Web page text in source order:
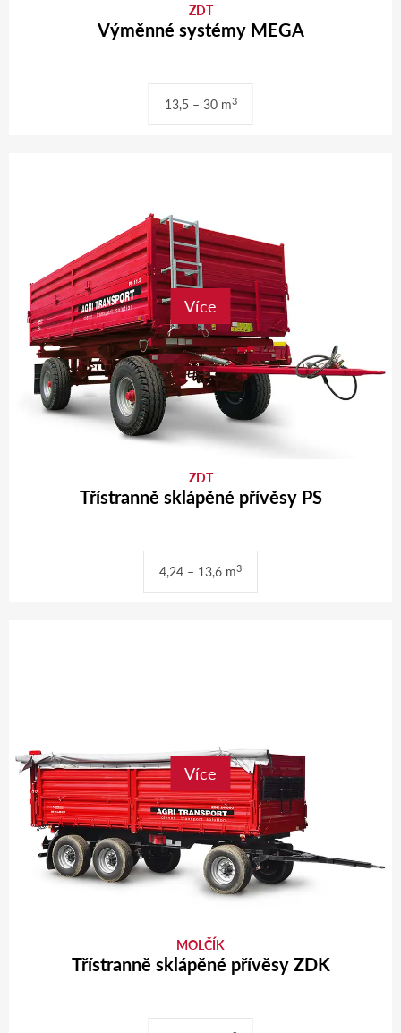
ZDT
Výměnné systémy MEGA
13,5 – 30 m3
Více
ZDT
Třístranně sklápěné přívěsy PS
4,24 – 13,6 m3
Více
MOLČÍK
Třístranně sklápěné přívěsy ZDK